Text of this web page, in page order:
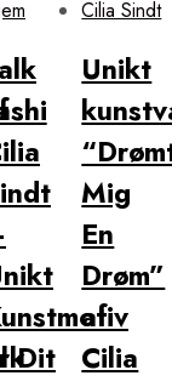
Dit
Unikt
Mig
En
Drøm”
af
Cilia